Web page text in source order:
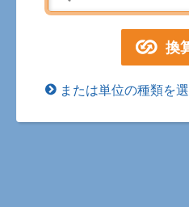
または単位の種類を